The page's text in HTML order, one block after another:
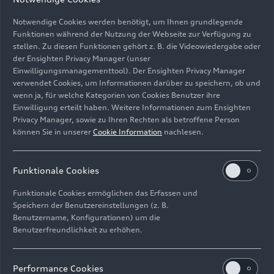
Automobili Lamborghini S.p.A.
Bild-Nr: A220634 · Copyright: AUDI AG
Rechte: Verwendung für Pressezwecke honorarfrei
ImpressumRechtliches Hinweisgebersystem
Notwendige Cookies werden benötigt, um Ihnen grundlegende
Funktionen während der Nutzung der Webseite zur Verfügung zu
stellen. Zu diesen Funktionen gehört z. B. die Videowiedergabe oder
der Ensighten Privacy Manager (unser
Einwilligungsmanagementtool). Der Ensighten Privacy Manager
verwendet Cookies, um Informationen darüber zu speichern, ob und
wenn ja, für welche Kategorien von Cookies Benutzer ihre
Einwilligung erteilt haben. Weitere Informationen zum Ensighten
Privacy Manager, sowie zu Ihren Rechten als betroffene Person
können Sie in unserer Cookie Information nachlesen.
Funktionale Cookies
Funktionale Cookies ermöglichen das Erfassen und
Speichern der Benutzereinstellungen (z. B.
Benutzername, Konfigurationen) um die
Benutzerfreundlichkeit zu erhöhen.
Performance Cookies